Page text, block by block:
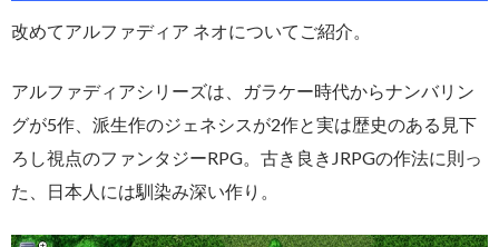
改めてアルファディア ネオについてご紹介。
アルファディアシリーズは、ガラケー時代からナンバリン
グが5作、派生作のジェネシスが2作と実は歴史のある見下
ろし視点のファンタジーRPG。古き良きJRPGの作法に則っ
た、日本人には馴染み深い作り。